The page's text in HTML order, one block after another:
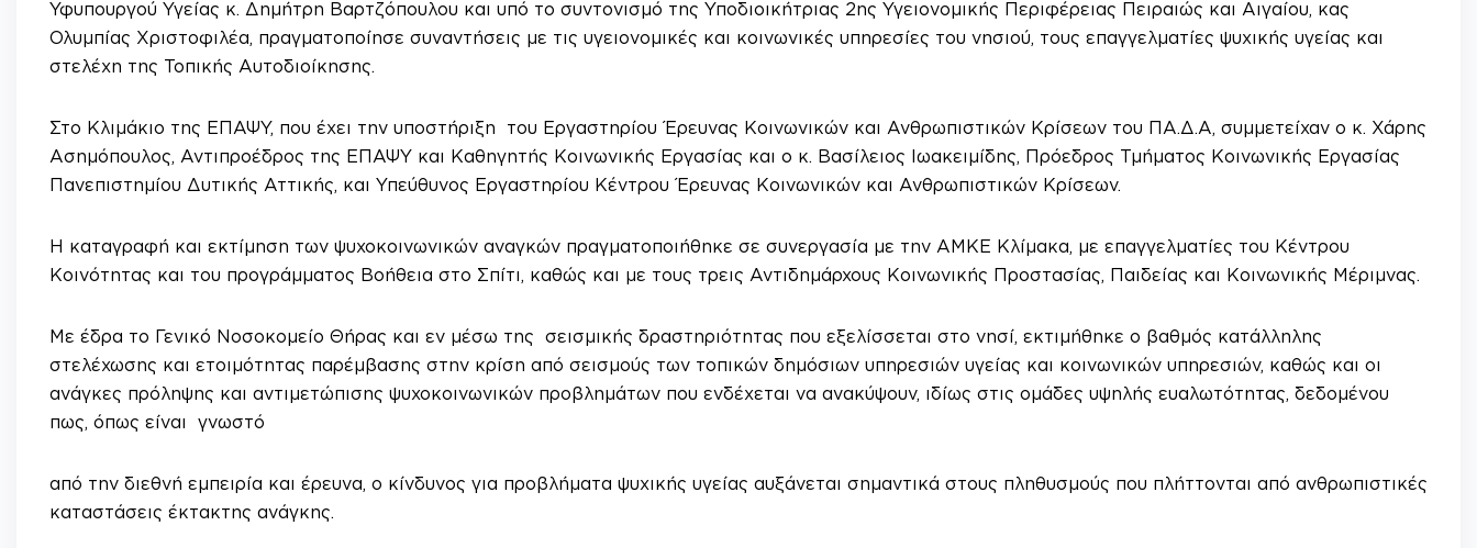
Υφυπουργού Υγείας κ. Δημήτρη Βαρτζόπουλου και υπό το συντονισμό της Υποδιοικήτριας 2ης Υγειονομικής Περιφέρειας Πειραιώς και Αιγαίου, κας
Ολυμπίας Χριστοφιλέα, πραγματοποίησε συναντήσεις με τις υγειονομικές και κοινωνικές υπηρεσίες του νησιού, τους επαγγελματίες ψυχικής υγείας και
στελέχη της Τοπικής Αυτοδιοίκησης.
Στο Κλιμάκιο της ΕΠΑΨΥ, που έχει την υποστήριξη του Εργαστηρίου Έρευνας Κοινωνικών και Ανθρωπιστικών Κρίσεων του ΠΑ.Δ.Α, συμμετείχαν ο κ. Χάρης
Ασημόπουλος, Αντιπροέδρος της ΕΠΑΨΥ και Καθηγητής Κοινωνικής Εργασίας και ο κ. Βασίλειος Ιωακειμίδης, Πρόεδρος Τμήματος Κοινωνικής Εργασίας
Πανεπιστημίου Δυτικής Αττικής, και Υπεύθυνος Εργαστηρίου Κέντρου Έρευνας Κοινωνικών και Ανθρωπιστικών Κρίσεων.
Η καταγραφή και εκτίμηση των ψυχοκοινωνικών αναγκών πραγματοποιήθηκε σε συνεργασία με την ΑΜΚΕ Κλίμακα, με επαγγελματίες του Κέντρου
Κοινότητας και του προγράμματος Βοήθεια στο Σπίτι, καθώς και με τους τρεις Αντιδημάρχους Κοινωνικής Προστασίας, Παιδείας και Κοινωνικής Μέριμνας.
Με έδρα το Γενικό Νοσοκομείο Θήρας και εν μέσω της σεισμικής δραστηριότητας που εξελίσσεται στο νησί, εκτιμήθηκε ο βαθμός κατάλληλης
στελέχωσης και ετοιμότητας παρέμβασης στην κρίση από σεισμούς των τοπικών δημόσιων υπηρεσιών υγείας και κοινωνικών υπηρεσιών, καθώς και οι
ανάγκες πρόληψης και αντιμετώπισης ψυχοκοινωνικών προβλημάτων που ενδέχεται να ανακύψουν, ιδίως στις ομάδες υψηλής ευαλωτότητας, δεδομένου
πως, όπως είναι γνωστό
από την διεθνή εμπειρία και έρευνα, ο κίνδυνος για προβλήματα ψυχικής υγείας αυξάνεται σημαντικά στους πληθυσμούς που πλήττονται από ανθρωπιστικές
καταστάσεις έκτακτης ανάγκης.